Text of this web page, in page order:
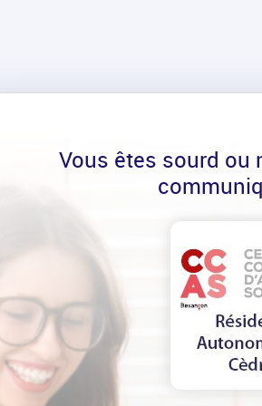
Vous êtes sourd ou